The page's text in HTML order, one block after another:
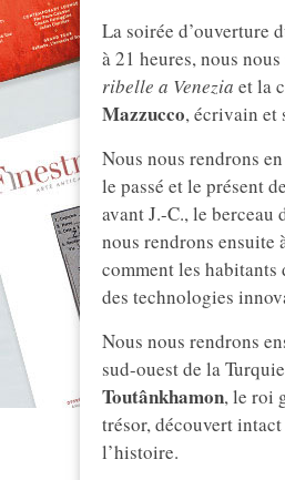
La soirée d’ouverture
à 21 heures, nous
ribelle a Venezia et la
Mazzucco, écrivain et
Nous nous rendrons en
le passé et le présent
avant J.-C., le
nous rendrons ensuite
comment les habitants
des technologies
Nous nous rendrons
sud-ouest de la
Toutânkhamon, le roi
trésor, découvert
l’histoire.